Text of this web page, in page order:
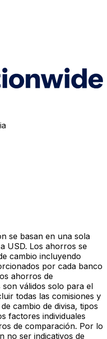
se basan en una sola
USD. Los ahorros se
cambio incluyendo
por cada banco
ahorros de
válidos solo para el
todas las comisiones y
cambio de divisa, tipos
factores individuales
de comparación. Por lo
no ser indicativos de